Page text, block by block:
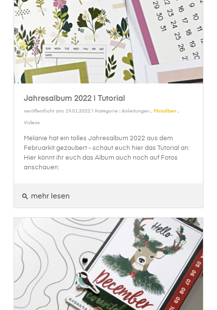
Jahresalbum 2022 | Tutorial
veröffentlicht am: 19.01.2022 | Kategorie : Anleitungen , Minialben ,
Videos
Melanie hat ein tolles Jahresalbum 2022 aus dem
Februarkit gezaubert - schaut euch hier das Tutorial an:
Hier könnt ihr euch das Album auch noch auf Fotos
anschauen:
search mehr lesen